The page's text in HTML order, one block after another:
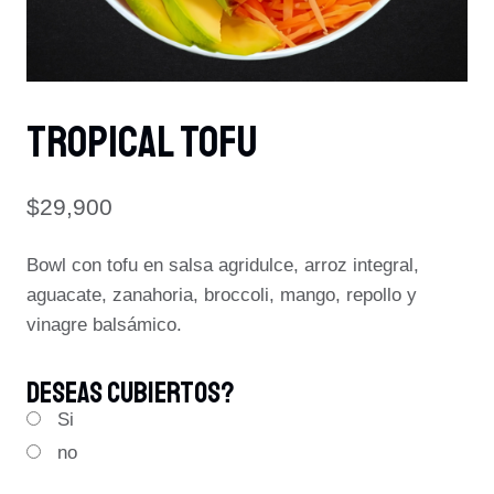
TROPICAL TOFU
$29,900
Bowl con tofu en salsa agridulce, arroz integral,
aguacate, zanahoria, broccoli, mango, repollo y
vinagre balsámico.
Deseas Cubiertos?
Si
no